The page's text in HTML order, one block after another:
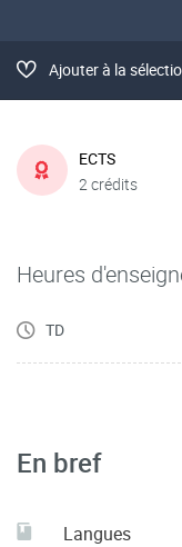
Ajouter à la
ECTS
2 crédits
Heures
TD
En bref
Langues